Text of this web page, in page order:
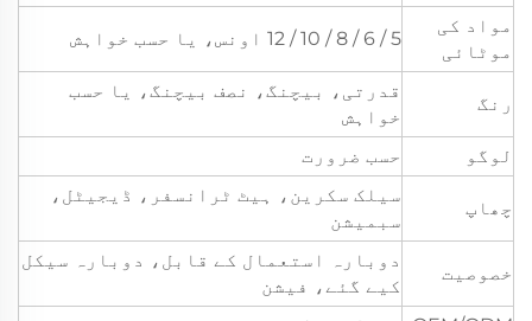
مواد کی
موٹائی
5 / 6 / 8 / 10 / 12 اونس، یا حسب خواہش
رنگ
قدرتی، بیچنگ، نصف بیچنگ، یا حسب
خواہش
لوگو
حسب ضرورت
چھاپ
سیلک سکرین، ہیٹ ٹرانسفر، ڈیجیٹل،
سبمیشن
خصوصیت
دوبارہ استعمال کے قابل، دوبارہ سیکل
کیے گئے، فیشن